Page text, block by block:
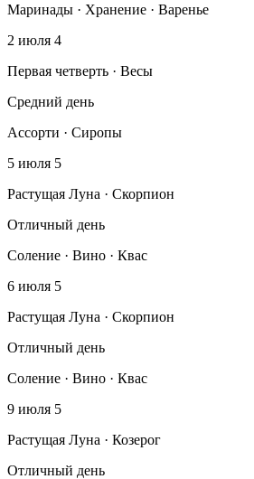
Маринады · Хранение · Варенье
2 июля 4
Первая четверть · Весы
Средний день
Ассорти · Сиропы
5 июля 5
Растущая Луна · Скорпион
Отличный день
Соление · Вино · Квас
6 июля 5
Растущая Луна · Скорпион
Отличный день
Соление · Вино · Квас
9 июля 5
Растущая Луна · Козерог
Отличный день